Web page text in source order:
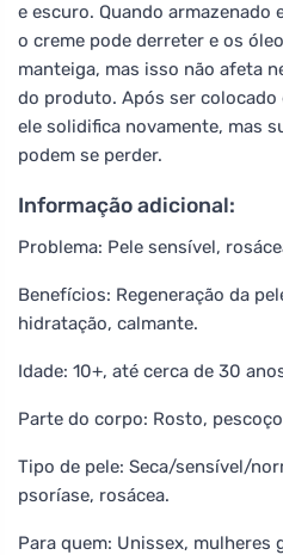
e escuro. Quando armazenado
o creme pode derreter e os
manteiga, mas isso não afeta
do produto. Após ser
ele solidifica novamente, mas
podem se perder.
Informação adicional:
Problema: Pele sensível,
Benefícios: Regeneração da
hidratação, calmante.
Idade: 10+, até cerca de 30
Parte do corpo: Rosto,
Tipo de pele: Seca/sensível/
psoríase, rosácea.
Para quem: Unissex, mulheres